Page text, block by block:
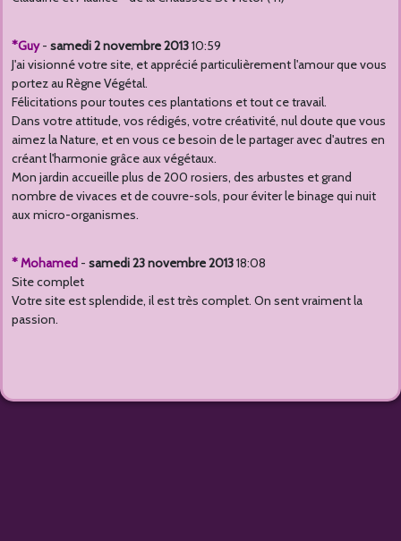
*Guy- samedi 2 novembre 201310:59
J'ai visionné votre site, et apprécié particulièrement l'amour que vous
portez au Règne Végétal.
Félicitations pour toutes ces plantations et tout ce travail.
Dans votre attitude, vos rédigés, votre créativité, nul doute que vous
aimez la Nature, et en vous ce besoin de le partager avec d'autres en
créant l'harmonie grâce aux végétaux.
Mon jardin accueille plus de 200 rosiers, des arbustes et grand
nombre de vivaces et de couvre-sols, pour éviter le binage qui nuit
aux micro-organismes.
* Mohamed - samedi 23 novembre 201318:08
Site complet
Votre site est splendide, il est très complet. On sent vraiment la
passion.